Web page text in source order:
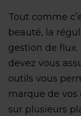
Tout comme
beauté, la
gestion de
devez vous
outils vous
marque de
sur plusieurs